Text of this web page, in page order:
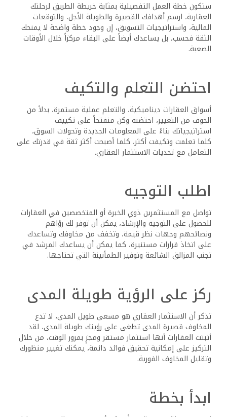
تذكر أن الاستثمار العقاري هو مسعى طويل المدى، لا تدع
المخاوف قصيرة المدى تطغى على رؤيتك طويلة المدى، لقد
أثبتت العقارات أنها استثمار مستقر ومجزٍ بمرور الوقت، من خلال
التركيز على إمكانية تحقيق فوائد دائمة، يمكنك تغيير منظورك
وتقليل المخاوف الفورية.
ابدأ بخطة
إن وجود خطة مدروسة جيداً يمكن أن يخفف من الخوف من خلال
توفير خريطة طريق لرحلتك العقارية، يجب أن تشمل خطتك
أهدافك واستراتيجياتك وميزانيتك والجدول الزمني. مع وجود
خطة واضحة، سيكون لديك شعور بالسيطرة والتوجيه، مما يجعل
عملية الاستثمار أقل صعوبة.
أحط نفسك بنظام دعم
إن بناء نظام دعم قوي أمر ضروري للتغلب على الخوف، شارك
تطلعاتك مع الأصدقاء أو العائلة أو زملائك من المتحمسين
للعقارات، إن وجود شبكة داعمة يمكن أن يوفر التشجيع والتحفيز
والنصائح العملية عندما تكون في أمس الحاجة إليها، بالإضافة
إلى ذلك فإن شبكتك هي صافي ثروتك! ستكون حليفاً مهماً
الفشل ليس فشلاً
إن العقارات تنطوي بطبيعتها على مخاطر، لكن التعلم منها أمر
بالغ الأهمية للنجاح، مع اكتساب الخبرة، ستطور شعوراً أكثر
بديهية بمتى يجب اتخاذ قفزات إيمانية محسوبة، التعلم من
الأخطاء ليس فشلاً أبداً، وهو جزء لا مفر منه من أي رحلة، إذا
نحو النجاح.